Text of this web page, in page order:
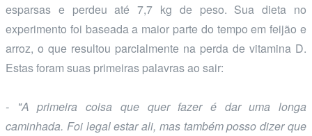
esparsas e perdeu até 7,7 kg de peso. Sua dieta no
experimento foi baseada a maior parte do tempo em feijão e
arroz, o que resultou parcialmente na perda de vitamina D.
Estas foram suas primeiras palavras ao sair:
- "A primeira coisa que quer fazer é dar uma longa
caminhada. Foi legal estar ali, mas também posso dizer que